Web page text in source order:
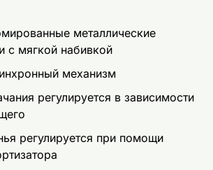
металлические
с мягкой набивкой
механизм
регулируется в зависимости
регулируется при помощи